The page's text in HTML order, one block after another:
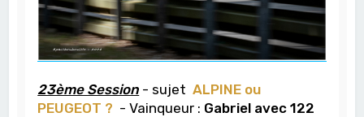
23ème Session - sujetALPINE ou
PEUGEOT ? - Vainqueur : Gabriel avec 122